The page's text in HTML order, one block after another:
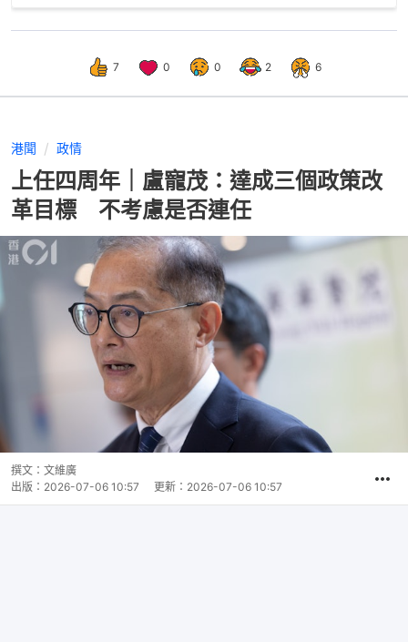
7 0 0 2 6
港聞 政情
上任四周年｜盧寵茂：達成三個政策改
革目標 不考慮是否連任
撰文： 文維廣
出版： 2026-07-06 10:57 更新： 2026-07-06 10:57